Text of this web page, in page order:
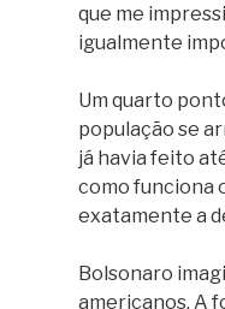
que me
igualmente
Um quarto
população se
já havia feito
como funciona
exatamente a
Bolsonaro
americanos. A